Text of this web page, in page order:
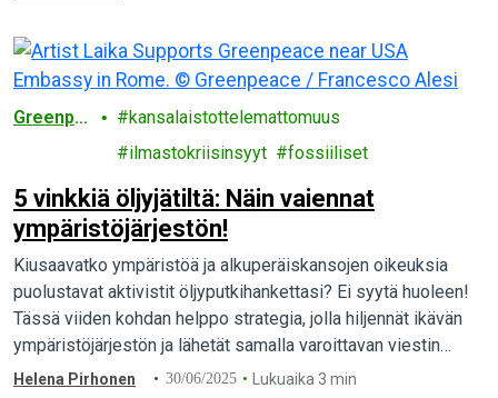
Greenpe
kansalaistottelemattomuus
ilmastokriisinsyyt
fossiiliset
5 vinkkiä öljyjätiltä: Näin vaiennat
ympäristöjärjestön!
Kiusaavatko ympäristöä ja alkuperäiskansojen oikeuksia
puolustavat aktivistit öljyputkihankettasi? Ei syytä huoleen!
Tässä viiden kohdan helppo strategia, jolla hiljennät ikävän
ympäristöjärjestön ja lähetät samalla varoittavan viestin
kaikille ihmisoikeus- ja ympäristöaktivisteille. Oppaana
Helena Pirhonen 30/06/2025 Lukuaika 3 min